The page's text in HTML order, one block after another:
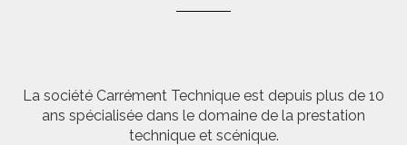
La société Carrément Technique est depuis plus de 10
ans spécialisée dans le domaine de la prestation
technique et scénique.